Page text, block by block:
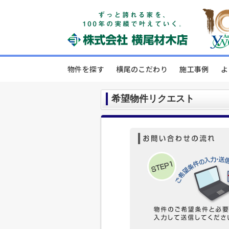
物件を探す 横尾のこだわり 施工事例
希望物件リクエスト